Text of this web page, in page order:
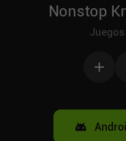
Nonstop